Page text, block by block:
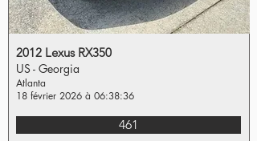
2012 Lexus RX350
US - Georgia
Atlanta
18 février 2026 à 06:38:36
461